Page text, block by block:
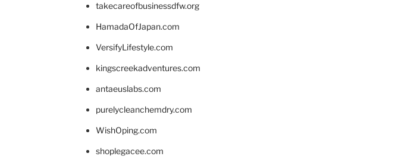
takecareofbusinessdfw.org
HamadaOfJapan.com
VersifyLifestyle.com
kingscreekadventures.com
antaeuslabs.com
purelycleanchemdry.com
WishOping.com
shoplegacee.com